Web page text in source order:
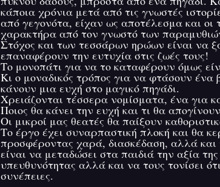
κάποια χρόνια μετά από τις γνωστές
από γεγονότα, είχαν ως αποτέλεσμα και οι
χαρακτήρα από τον γνωστό των
Στόχος και των τεσσάρων ηρώων είναι να
επαναφέρουν την ευτυχία στις ζωές τους!
Το μονοπάτι για να το καταφέρουν όμως
Κι ο μοναδικός τρόπος για να φτάσουν
κάνουν μια ευχή στο μαγικό πηγάδι.
Χρειάζονται τέσσερα νομίσματα, ένα για
Ποιος θα κάνει την ευχή και τι θα
Οι μικροί μας θεατές θα παίξουν
Το έργο έχει συναρπαστική πλοκή και θα
προσφέροντας χαρά, διασκέδαση, αλλά
είναι να μεταδώσει στα παιδιά την αξία
υπευθυνότητας αλλά και να τους τονίσει
συνέπειες.